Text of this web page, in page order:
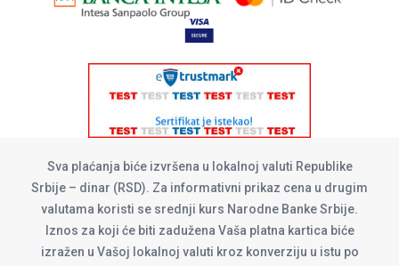
Sva plaćanja biće izvršena u lokalnoj valuti Republike
Srbije – dinar (RSD). Za informativni prikaz cena u drugim
valutama koristi se srednji kurs Narodne Banke Srbije.
Iznos za koji će biti zadužena Vaša platna kartica biće
izražen u Vašoj lokalnoj valuti kroz konverziju u istu po